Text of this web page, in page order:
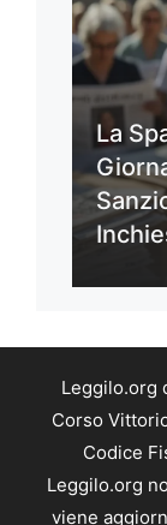
La
Leggilo.org
Corso
Codice
Leggilo.org
viene